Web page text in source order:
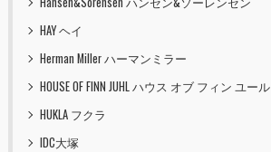
HAY ヘイ
Herman Miller ハーマンミラー
HOUSE OF FINN JUHL ハウス オブ フィン ユール
HUKLA フクラ
IDC大塚